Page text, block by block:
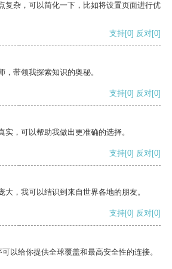
复杂，可以简化一下，比如将设置页面进行优
支持[0] 反对[0]
带领我探索知识的奥秘。
支持[0] 反对[0]
实，可以帮助我做出更准确的选择。
支持[0] 反对[0]
大，我可以结识到来自世界各地的朋友。
支持[0] 反对[0]
以给你提供全球覆盖和最高安全性的连接。